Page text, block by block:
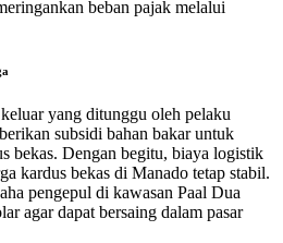
beban pajak melalui
yang ditunggu oleh pelaku
subsidi bahan bakar untuk
bekas. Dengan begitu, biaya logistik
kardus bekas di Manado tetap stabil.
pengepul di kawasan Paal Dua
agar dapat bersaing dalam pasar